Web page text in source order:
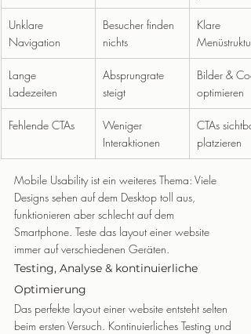
Unklare
Navigation
Besucher finden
nichts
Klare
Menüstruktur
Lange
Ladezeiten
Absprungrate
steigt
Bilder &
optimieren
Fehlende CTAs
Weniger
Interaktionen
CTAs
platzieren
Mobile Usability ist ein weiteres Thema: Viele
Designs sehen auf dem Desktop toll aus,
funktionieren aber schlecht auf dem
Smartphone. Teste das layout einer website
immer auf verschiedenen Geräten.
Testing, Analyse & kontinuierliche
Optimierung
Das perfekte layout einer website entsteht selten
beim ersten Versuch. Kontinuierliches Testing und